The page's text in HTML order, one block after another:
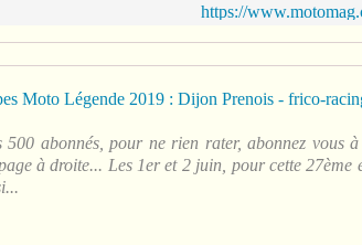
https://
500 abonnés, pour ne rien rater, abonnez vous
à droite... Les 1er et 2 juin, pour cette 27ème